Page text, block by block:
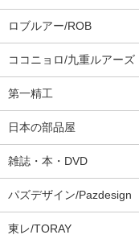
ロブルアー/ROB
ココニョロ/九重ルアーズ
第一精工
日本の部品屋
雑誌・本・DVD
パズデザイン/Pazdesign
東レ/TORAY